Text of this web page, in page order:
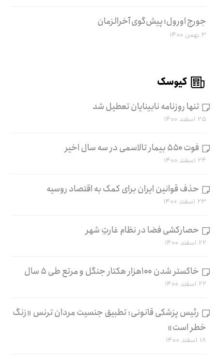
جورج اورول؛ پیش‌گوی آخرالزمان
۳ بهمن ۱۴۰۰
کیوسک
تنها روزنامه نابینایان تعطیل شد
۲۵ اسفند ۱۴۰۰
فوت ۵۵۰ بیمار تالاسمی در سه سال اخیر
۲۴ اسفند ۱۴۰۰
حذف قوانین ایران برای کمک به اقتصاد روسیه
۲۳ اسفند ۱۴۰۰
حصارکشی فضا در نظام غارتِ شهر
۲۲ اسفند ۱۴۰۰
خاکستر شدن ۱۰۰هزار هکتار جنگل و مرتع طی ۵ سال
۲۲ اسفند ۱۴۰۰
رئیس پزشکی قانونی: تطبیق جنسیت مردان ترنس «زنگ
خطر است»
۱۸ اسفند ۱۴۰۰